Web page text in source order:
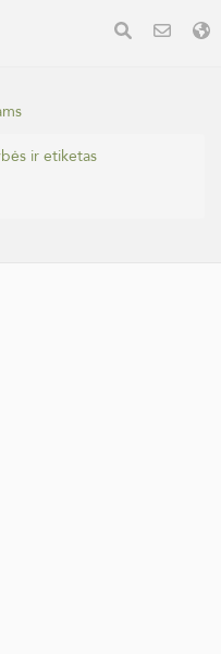
ir etiketas